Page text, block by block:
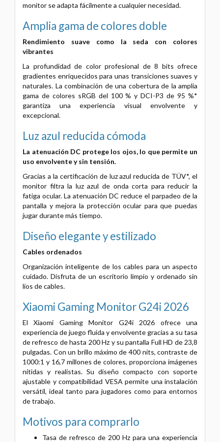
monitor se adapta fácilmente a cualquier necesidad.
Amplia gama de colores doble
Rendimiento suave como la seda con colores
vibrantes
La profundidad de color profesional de 8 bits ofrece
gradientes enriquecidos para unas transiciones suaves y
naturales. La combinación de una cobertura de la amplia
gama de colores sRGB del 100 % y DCI-P3 de 95 %*
garantiza una experiencia visual envolvente y
excepcional.
Luz azul reducida cómoda
La atenuación DC protege los ojos, lo que permite un
uso envolvente y sin tensión.
Gracias a la certificación de luz azul reducida de TÜV*, el
monitor filtra la luz azul de onda corta para reducir la
fatiga ocular. La atenuación DC reduce el parpadeo de la
pantalla y mejora la protección ocular para que puedas
jugar durante más tiempo.
Diseño elegante y estilizado
Cables ordenados
Organización inteligente de los cables para un aspecto
cuidado. Disfruta de un escritorio limpio y ordenado sin
líos de cables.
Xiaomi Gaming Monitor G24i 2026
El Xiaomi Gaming Monitor G24i 2026 ofrece una
experiencia de juego fluida y envolvente gracias a su tasa
de refresco de hasta 200 Hz y su pantalla Full HD de 23,8
pulgadas. Con un brillo máximo de 400 nits, contraste de
1000:1 y 16,7 millones de colores, proporciona imágenes
nítidas y realistas. Su diseño compacto con soporte
ajustable y compatibilidad VESA permite una instalación
versátil, ideal tanto para jugadores como para entornos
de trabajo.
Motivos para comprarlo
Tasa de refresco de 200 Hz para una experiencia